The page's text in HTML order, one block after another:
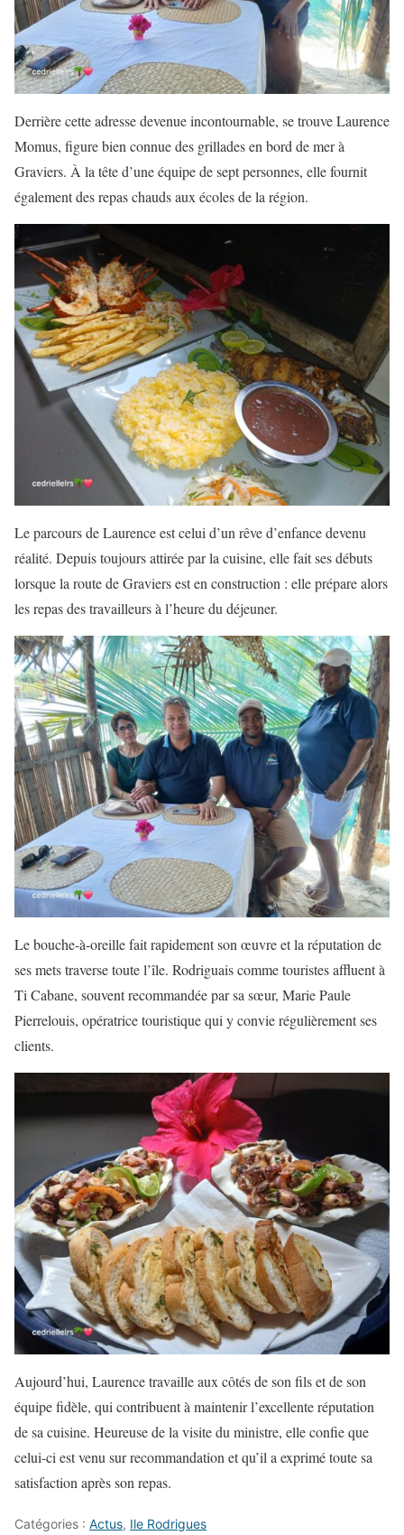
Derrière cette adresse devenue incontournable, se trouve Laurence
Momus, figure bien connue des grillades en bord de mer à
Graviers. À la tête d’une équipe de sept personnes, elle fournit
également des repas chauds aux écoles de la région.
Le parcours de Laurence est celui d’un rêve d’enfance devenu
réalité. Depuis toujours attirée par la cuisine, elle fait ses débuts
lorsque la route de Graviers est en construction : elle prépare alors
les repas des travailleurs à l’heure du déjeuner.
Le bouche-à-oreille fait rapidement son œuvre et la réputation de
ses mets traverse toute l’île. Rodriguais comme touristes affluent à
Ti Cabane, souvent recommandée par sa sœur, Marie Paule
Pierrelouis, opératrice touristique qui y convie régulièrement ses
clients.
Aujourd’hui, Laurence travaille aux côtés de son fils et de son
équipe fidèle, qui contribuent à maintenir l’excellente réputation
de sa cuisine. Heureuse de la visite du ministre, elle confie que
celui-ci est venu sur recommandation et qu’il a exprimé toute sa
satisfaction après son repas.
Catégories : Actus, Ile Rodrigues